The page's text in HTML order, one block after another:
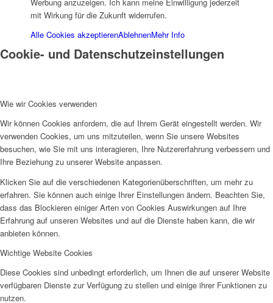
Erziehungsbeistand
Werbung anzuzeigen. Ich kann meine Einwilligung jederzeit
mit Wirkung für die Zukunft widerrufen.
Alle Cookies akzeptierenAblehnenMehr Info
Cookie- und Datenschutzeinstellungen
Wie wir Cookies verwenden
Wir können Cookies anfordern, die auf Ihrem Gerät eingestellt werden. Wir
verwenden Cookies, um uns mitzuteilen, wenn Sie unsere Websites
besuchen, wie Sie mit uns interagieren, Ihre Nutzererfahrung verbessern und
Ihre Beziehung zu unserer Website anpassen.
Klicken Sie auf die verschiedenen Kategorienüberschriften, um mehr zu
erfahren. Sie können auch einige Ihrer Einstellungen ändern. Beachten Sie,
dass das Blockieren einiger Arten von Cookies Auswirkungen auf Ihre
Erfahrung auf unseren Websites und auf die Dienste haben kann, die wir
anbieten können.
Wichtige Website Cookies
Diese Cookies sind unbedingt erforderlich, um Ihnen die auf unserer Website
verfügbaren Dienste zur Verfügung zu stellen und einige ihrer Funktionen zu
nutzen.